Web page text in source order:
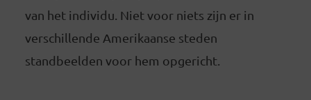
van het individu. Niet voor niets zijn er in
verschillende Amerikaanse steden
standbeelden voor hem opgericht.